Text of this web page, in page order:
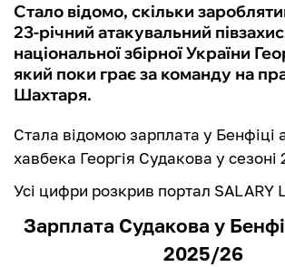
Стало відомо, скільки
23-річний атакувальний
національної збірної України
який поки грає за команду на
Шахтаря.
Стала відомою зарплата у Бенфіці
хавбека Георгія Судакова у
Усі цифри розкрив портал SALARY
Зарплата Судакова у
2025/26